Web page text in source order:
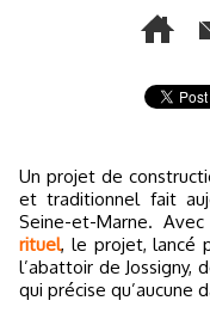
Un projet de construction d’un abattoir à la fois halal, casher
et traditionnel fait
Seine-et-Marne.
rituel, le projet, lancé
l’abattoir de
qui précise qu’aucune